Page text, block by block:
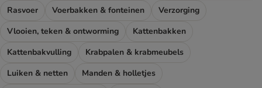
Rasvoer
Voerbakken & fonteinen
Verzorging
Vlooien, teken & ontworming
Kattenbakken
Kattenbakvulling
Krabpalen & krabmeubels
Luiken & netten
Manden & holletjes